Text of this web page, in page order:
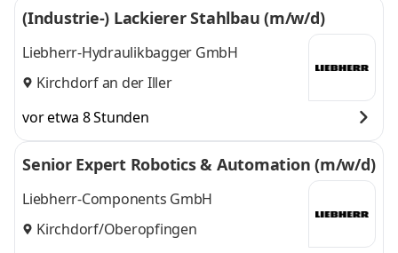
(Industrie-) Lackierer Stahlbau (m/w/d)
Liebherr-Hydraulikbagger GmbH
Kirchdorf an der Iller
vor etwa 8 Stunden
Senior Expert Robotics & Automation (m/w/d)
Liebherr-Components GmbH
Kirchdorf/Oberopfingen